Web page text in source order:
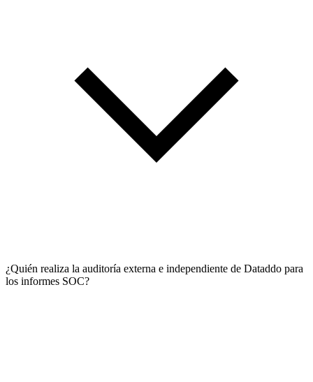
¿Quién realiza la auditoría externa e independiente de Dataddo para
los informes SOC?